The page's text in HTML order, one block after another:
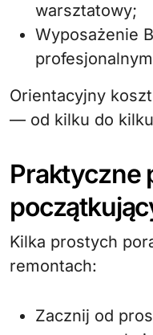
warsztatowy;
Wyposażenie
Orientacyjny
— od kilku do
Praktyczne
Kilka prostych
remontach:
Zacznij od